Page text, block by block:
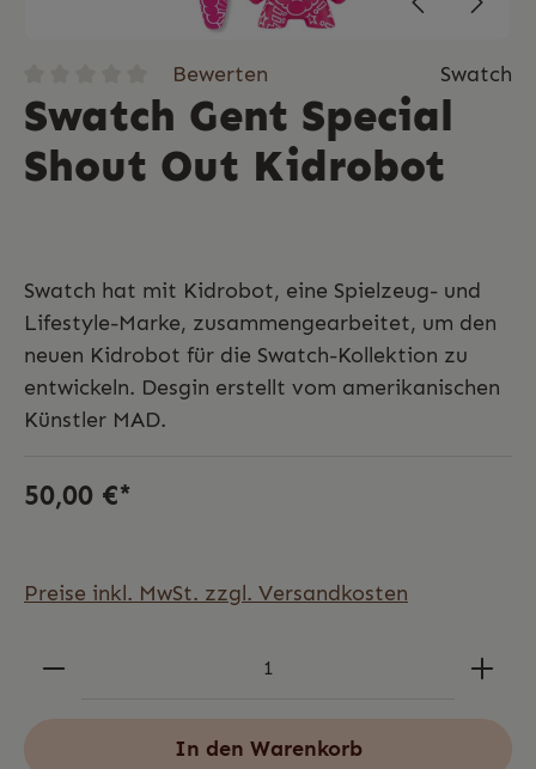
Bewerten Swatch
Swatch Gent Special
Shout Out Kidrobot
Swatch hat mit Kidrobot, eine Spielzeug- und
Lifestyle-Marke, zusammengearbeitet, um den
neuen Kidrobot für die Swatch-Kollektion zu
entwickeln. Desgin erstellt vom amerikanischen
Künstler MAD.
50,00 €*
Preise inkl. MwSt. zzgl. Versandkosten
In den Warenkorb